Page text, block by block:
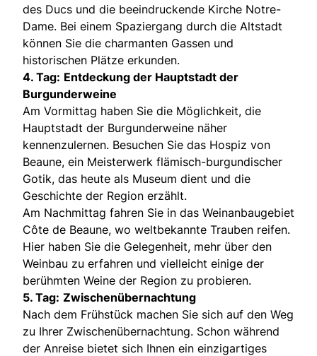
des Ducs und die beeindruckende Kirche Notre-
Dame. Bei einem Spaziergang durch die Altstadt
können Sie die charmanten Gassen und
historischen Plätze erkunden.
4. Tag: Entdeckung der Hauptstadt der
Burgunderweine
Am Vormittag haben Sie die Möglichkeit, die
Hauptstadt der Burgunderweine näher
kennenzulernen. Besuchen Sie das Hospiz von
Beaune, ein Meisterwerk flämisch-burgundischer
Gotik, das heute als Museum dient und die
Geschichte der Region erzählt.
Am Nachmittag fahren Sie in das Weinanbaugebiet
Côte de Beaune, wo weltbekannte Trauben reifen.
Hier haben Sie die Gelegenheit, mehr über den
Weinbau zu erfahren und vielleicht einige der
berühmten Weine der Region zu probieren.
5. Tag: Zwischenübernachtung
Nach dem Frühstück machen Sie sich auf den Weg
zu Ihrer Zwischenübernachtung. Schon während
der Anreise bietet sich Ihnen ein einzigartiges